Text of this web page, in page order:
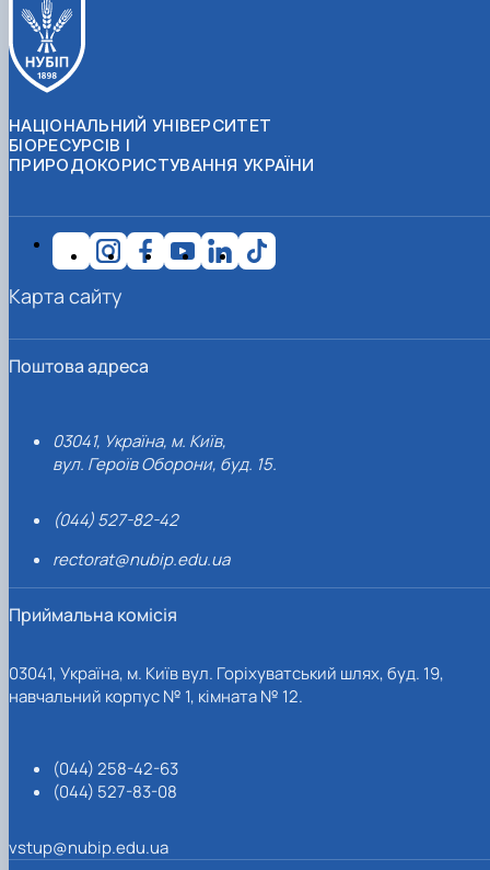
НАЦІОНАЛЬНИЙ УНІВЕРСИТЕТ
БІОРЕСУРСІВ І
ПРИРОДОКОРИСТУВАННЯ УКРАЇНИ
Поштова адреса
03041, Україна, м. Київ,
вул. Героїв Оборони, буд. 15.
(044) 527-82-42
rectorat@nubip.edu.ua
Приймальна комісія
03041, Україна, м. Київ вул. Горіхуватський шлях, буд. 19,
навчальний корпус № 1, кімната № 12.
(044) 258-42-63
(044) 527-83-08
vstup@nubip.edu.ua
Карта сайту